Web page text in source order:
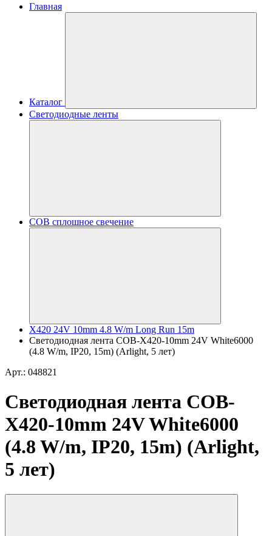
Главная
Каталог
Светодиодные ленты
COB сплошное свечение
X420 24V 10mm 4.8 W/m Long Run 15m
Светодиодная лента COB-X420-10mm 24V White6000
(4.8 W/m, IP20, 15m) (Arlight, 5 лет)
Арт.: 048821
Светодиодная лента COB-
X420-10mm 24V White6000
(4.8 W/m, IP20, 15m) (Arlight,
5 лет)